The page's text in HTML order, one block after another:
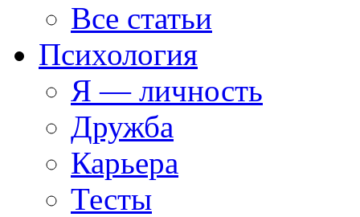
Все статьи
Психология
Я — личность
Дружба
Карьера
Тесты